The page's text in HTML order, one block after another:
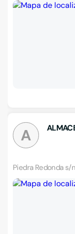
A
Piedra Redonda s/